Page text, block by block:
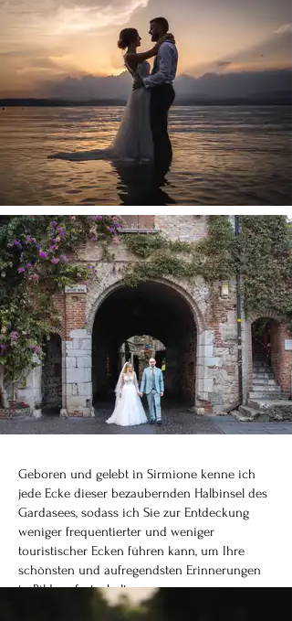
Geboren und gelebt in Sirmione kenne ich
jede Ecke dieser bezaubernden Halbinsel des
Gardasees, sodass ich Sie zur Entdeckung
weniger frequentierter und weniger
touristischer Ecken führen kann, um Ihre
schönsten und aufregendsten Erinnerungen
in Bildern festzuhalten.